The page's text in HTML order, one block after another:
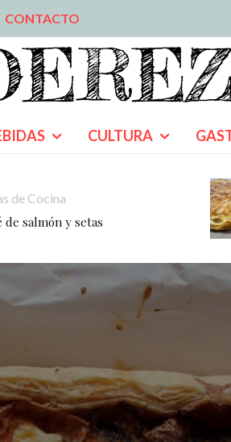
CONTACTO
CULTURA
de Cocina
de salmón y setas